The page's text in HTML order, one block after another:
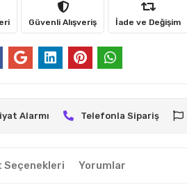
Güvenli Alışveriş İade ve Değişim
Alarmı Telefonla Sipariş
Seçenekleri Yorumlar